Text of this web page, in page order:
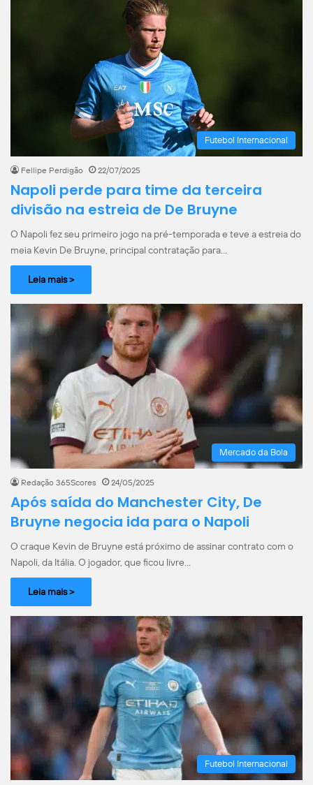
Futebol Internacional
Fellipe Perdigão 22/07/2025
Napoli perde para time da terceira
divisão na estreia de De Bruyne
O Napoli fez seu primeiro jogo na pré-temporada e teve a estreia do
meia Kevin De Bruyne, principal contratação para…
Leia mais >
Mercado da Bola
Redação 365Scores 24/05/2025
Após saída do Manchester City, De
Bruyne negocia ida para o Napoli
O craque Kevin de Bruyne está próximo de assinar contrato com o
Napoli, da Itália. O jogador, que ficou livre…
Leia mais >
Futebol Internacional